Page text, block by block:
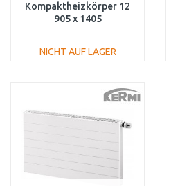
Kompaktheizkörper 12
905 x 1405
NICHT AUF LAGER